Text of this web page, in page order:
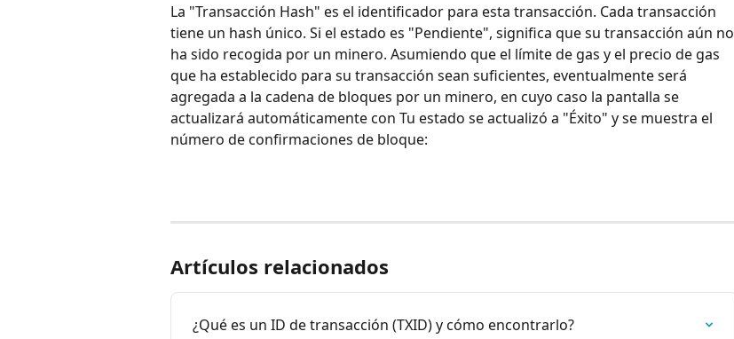
La "Transacción Hash" es el identificador para esta transacción. Cada transacción
tiene un hash único. Si el estado es "Pendiente", significa que su transacción aún no
ha sido recogida por un minero. Asumiendo que el límite de gas y el precio de gas
que ha establecido para su transacción sean suficientes, eventualmente será
agregada a la cadena de bloques por un minero, en cuyo caso la pantalla se
actualizará automáticamente con Tu estado se actualizó a "Éxito" y se muestra el
número de confirmaciones de bloque:
Artículos relacionados
¿Qué es un ID de transacción (TXID) y cómo encontrarlo?